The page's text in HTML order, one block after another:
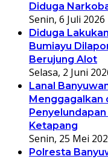
Diduga
Senin, 6 Juli 2026
Diduga
Bumiayu
Berujung Alot
Selasa, 2 Juni
Lanal
Menggagalkan
Ketapang
Senin, 25 Mei
Polresta